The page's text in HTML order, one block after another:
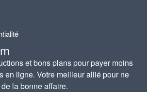
et bons plans pour payer moins
en ligne. Votre meilleur allié pour ne
la bonne affaire.